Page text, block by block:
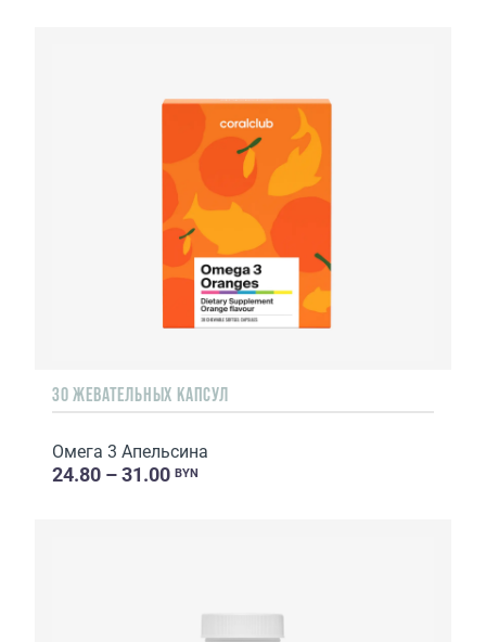
30 ЖЕВАТЕЛЬНЫХ КАПСУЛ
Омега 3 Апельсина
24.80 – 31.00 BYN